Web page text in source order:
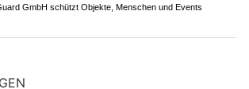
GmbH schützt Objekte, Menschen und Events